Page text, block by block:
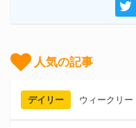
人気の記事
デイリー ウィークリー